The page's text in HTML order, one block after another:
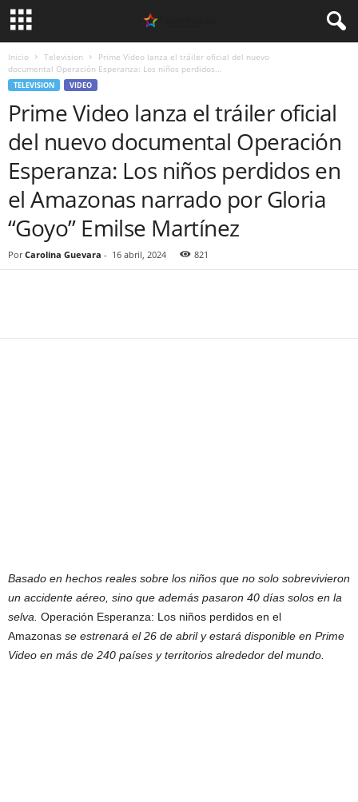
Inicio Television
Prime Video lanza el tráiler oficial del nuevo
documental Operación Esperanza: Los niños perdidos...
TELEVISION VIDEO
Prime Video lanza el tráiler oficial
del nuevo documental Operación
Esperanza: Los niños perdidos en
el Amazonas narrado por Gloria
“Goyo” Emilse Martínez
Por Carolina Guevara - 16 abril, 2024 821
Basado en hechos reales sobre los niños que no solo sobrevivieron
un accidente aéreo, sino que además pasaron 40 días solos en la
selva. Operación Esperanza: Los niños perdidos en el
Amazonas se estrenará el 26 de abril y estará disponible en Prime
Video en más de 240 países y territorios alrededor del mundo.